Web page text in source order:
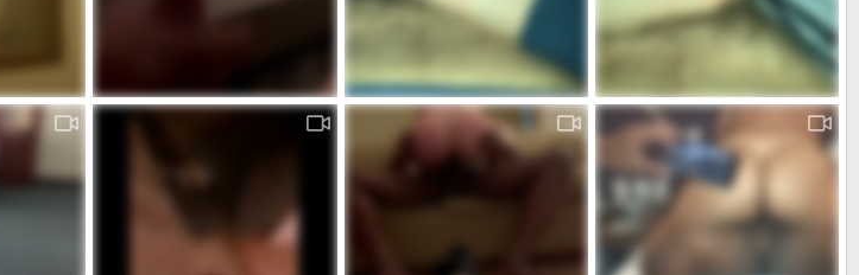
marito in super sega 72917407661__C6B96440-0890-4296-B6B1-6F80FF350A97.MOV
Pasquale85
Feb 9, 2024
0
72917342677__63095BF4-B5E9-46B6-96BF-0910911EB0D3.MOV
Pasquale85
0